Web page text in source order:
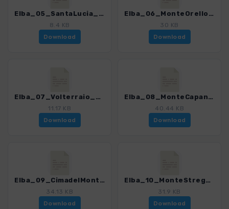
Elba_05_SantaLucia_4482_5.gpx
8.4 KB
Download
Elba_06_MonteOrello_4482_5.gpx
30 KB
Download
Elba_07_Volterraio_4482_5.gpx
11.17 KB
Download
Elba_08_MonteCapannello_4482_5.gpx
40.44 KB
Download
Elba_09_CimadelMonte_4482_5.gpx
34.13 KB
Download
Elba_10_MonteStrega_4482_5.gpx
31.9 KB
Download